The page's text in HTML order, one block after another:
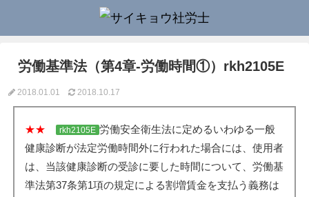
労働基準法（第4章-労働時間①）rkh2105E
2018.01.01 2018.10.17
★★ rkh2105E 労働安全衛生法に定めるいわゆる一般
健康診断が法定労働時間外に行われた場合には、使用者
は、当該健康診断の受診に要した時間について、労働基
準法第37条第1項の規定による割増賃金を支払う義務は